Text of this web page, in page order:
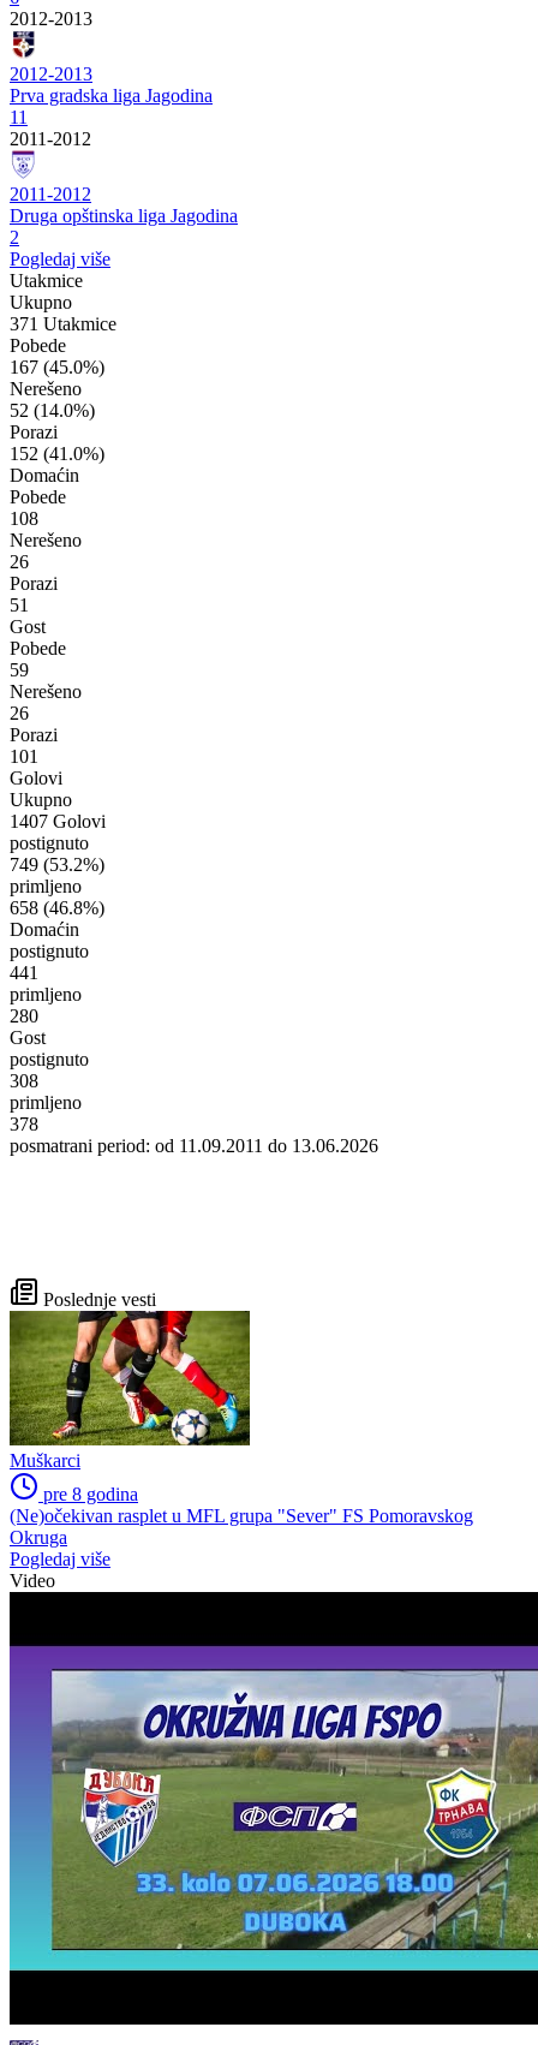
2012-2013
2012-2013
Prva gradska liga Jagodina
11
2011-2012
2011-2012
Druga opštinska liga Jagodina
2
Pogledaj više
Utakmice
Ukupno
371 Utakmice
Pobede
167 (45.0%)
Nerešeno
52 (14.0%)
Porazi
152 (41.0%)
Domaćin
Pobede
108
Nerešeno
26
Porazi
51
Gost
Pobede
59
Nerešeno
26
Porazi
101
Golovi
Ukupno
1407 Golovi
postignuto
749 (53.2%)
primljeno
658 (46.8%)
Domaćin
postignuto
441
primljeno
280
Gost
postignuto
308
primljeno
378
posmatrani period: od 11.09.2011 do 13.06.2026
Poslednje vesti
Muškarci
pre 8 godina
(Ne)očekivan rasplet u MFL grupa "Sever" FS Pomoravskog
Okruga
Pogledaj više
Video